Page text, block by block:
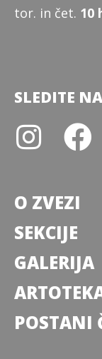
O ZVEZI
SEKCIJE
GALERIJA
POSTANI
tor. in čet. 10
SLEDITE